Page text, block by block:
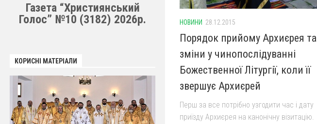
НОВИНИ 28.12.2015
Порядок прийому Архиєрея та
зміни у чинопослідуванні
Божественної Літургії, коли її
звершує Архиєрей
Перш за все потрібно узгодити час і дату
приїзду Архиєрея на канонічну візитацію.
Газета “Християнський
Голос” №10 (3182) 2026р.
КОРИСНІ МАТЕРІАЛИ